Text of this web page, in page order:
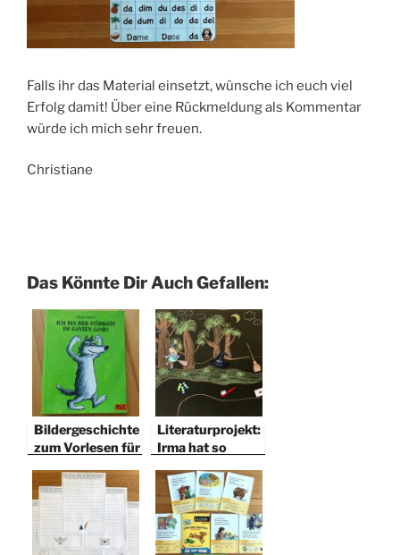
Falls ihr das Material einsetzt, wünsche ich euch viel
Erfolg damit! Über eine Rückmeldung als Kommentar
würde ich mich sehr freuen.
Christiane
Das Könnte Dir Auch Gefallen:
Bildergeschichte
zum Vorlesen für
Literaturprojekt:
Irma hat so